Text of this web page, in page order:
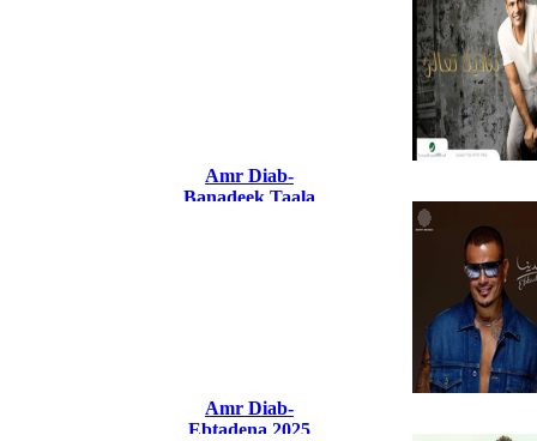
Amr Diab-
Banadeek Taala
Amr Diab-
Ebtadena 2025